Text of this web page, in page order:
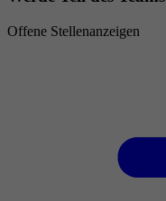
Offene Stellenanzeigen